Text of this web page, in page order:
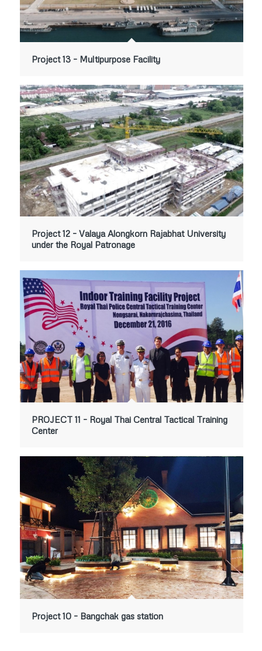
Project 13 – Multipurpose Facility
Project 12 – Valaya Alongkorn Rajabhat University
under the Royal Patronage
PROJECT 11 – Royal Thai Central Tactical Training
Center
Project 10 – Bangchak gas station